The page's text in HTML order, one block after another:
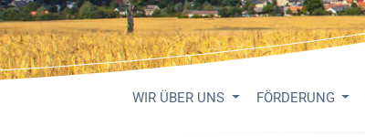
WIR ÜBER UNS FÖRDERUNG